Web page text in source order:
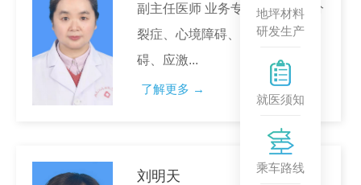
副主任医师 业务专长 擅长精神分
裂症、心境障碍、神经症性障
碍、应激...
了解更多 →
刘明天
地坪材料
研发生产
就医须知
乘车路线